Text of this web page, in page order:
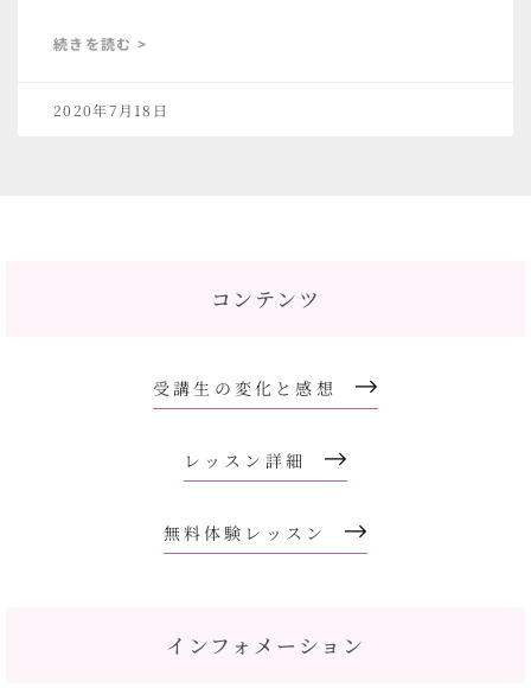
続きを読む >
2020年7月18日
コンテンツ
受講生の変化と感想
レッスン詳細
無料体験レッスン
インフォメーション